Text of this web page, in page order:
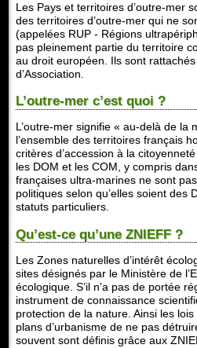
Les Pays et territoires d’outre-mer
des territoires d’outre-mer qui ne
(appelées RUP - Régions
pas pleinement partie du territoire
au droit européen. Ils sont
d’Association.
L’outre-mer c’est quoi ?
L’outre-mer signifie « au-delà de la
l’ensemble des territoires français
critères d’accession à la
les DOM et les COM, y compris
françaises ultra-marines ne sont
politiques selon qu’elles soient des
statuts particuliers.
Qu’est-ce qu’une ZNIEFF ?
Les Zones naturelles d’intérêt
sites désignés par le Ministère de
écologique. S’il n’a pas de portée
instrument de connaissance
protection de la nature. Ainsi les
plans d’urbanisme de ne pas
souvent sont définis grâce aux